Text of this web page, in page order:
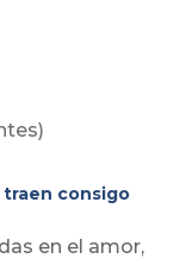
traen consigo
en el amor,